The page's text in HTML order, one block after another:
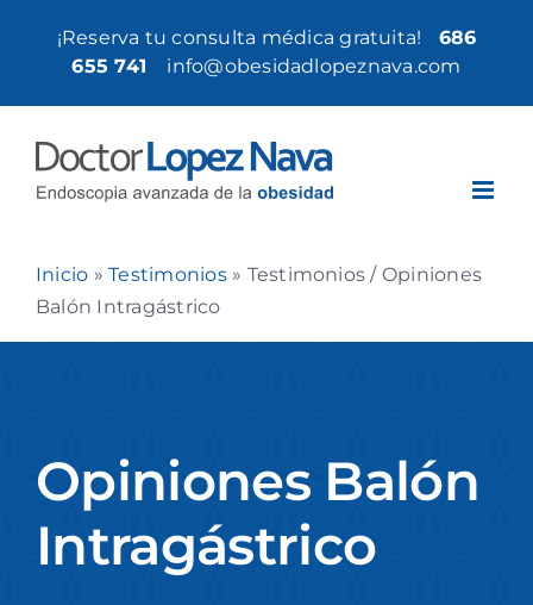
contenido
¡Reserva tu consulta médica gratuita!
686
655 741
info@obesidadlopeznava.com
Inicio »Testimonios» Testimonios / Opiniones
Balón Intragástrico
Opiniones Balón
Intragástrico